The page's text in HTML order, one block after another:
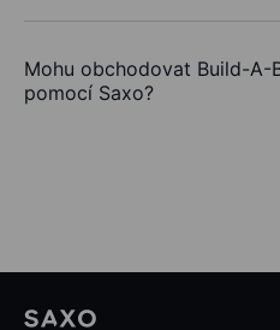
Mohu obchodovat Build-A-
pomocí Saxo?